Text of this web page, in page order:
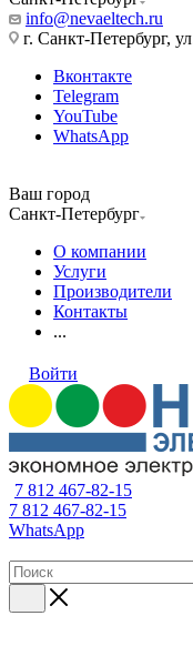
info@nevaeltech.ru
г. Санкт-Петербург,
Вконтакте
Telegram
YouTube
WhatsApp
Ваш город
Санкт-Петербург
О компании
Услуги
Производители
Контакты
...
Войти
7 812 467-82-15
7 812 467-82-15
WhatsApp